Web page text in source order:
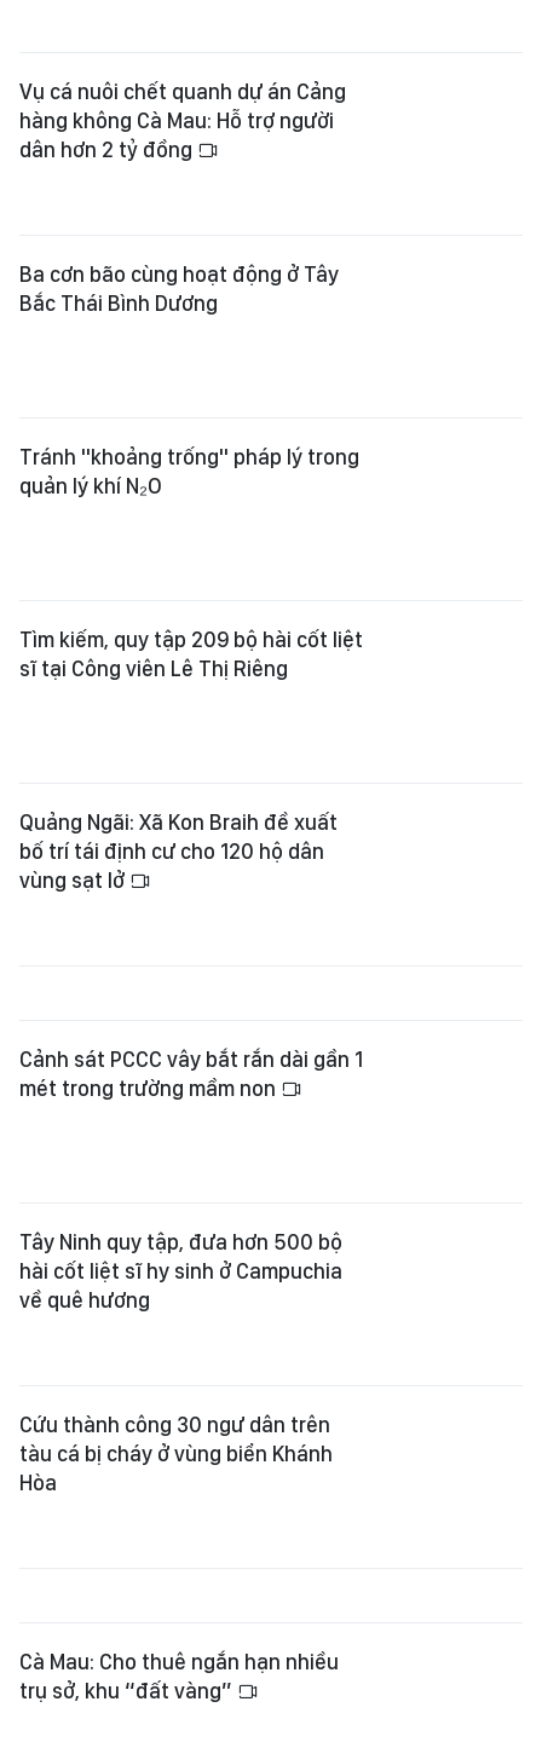
Vụ cá nuôi chết quanh dự án Cảng
hàng không Cà Mau: Hỗ trợ người
dân hơn 2 tỷ đồng
Ba cơn bão cùng hoạt động ở Tây
Bắc Thái Bình Dương
Tránh "khoảng trống" pháp lý trong
quản lý khí N₂O
Tìm kiếm, quy tập 209 bộ hài cốt liệt
sĩ tại Công viên Lê Thị Riêng
Quảng Ngãi: Xã Kon Braih đề xuất
bố trí tái định cư cho 120 hộ dân
vùng sạt lở
Cảnh sát PCCC vây bắt rắn dài gần 1
mét trong trường mầm non
Tây Ninh quy tập, đưa hơn 500 bộ
hài cốt liệt sĩ hy sinh ở Campuchia
về quê hương
Cứu thành công 30 ngư dân trên
tàu cá bị cháy ở vùng biển Khánh
Hòa
Cà Mau: Cho thuê ngắn hạn nhiều
trụ sở, khu “đất vàng”